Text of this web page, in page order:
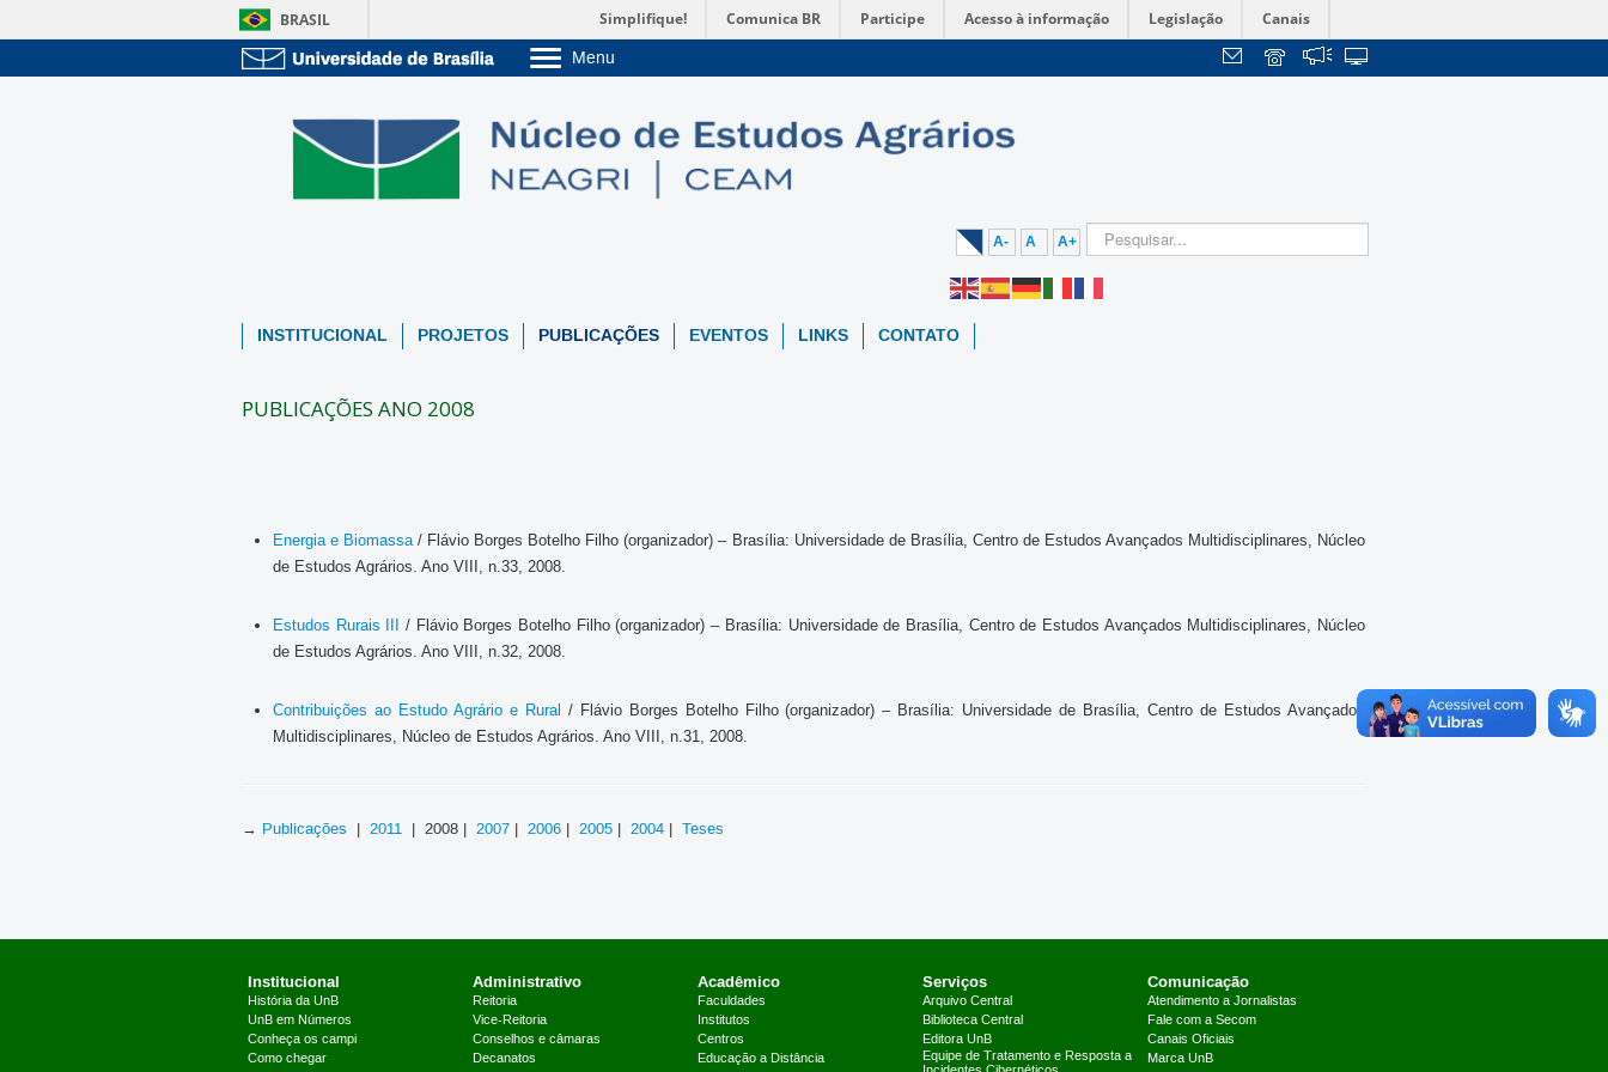
BRASIL Simplifique! Comunica BR Participe Acesso à informação Legislação Canais
Menu
Estude na UnB
Pós-Graduação
A- A A+
INSTITUCIONAL PROJETOS PUBLICAÇÕES EVENTOS LINKS CONTATO
PUBLICAÇÕES ANO 2008
Energia e Biomassa/ Flávio Borges Botelho Filho (organizador) – Brasília: Universidade de Brasília, Centro de Estudos Avançados Multidisciplinares, Núcleo
de Estudos Agrários. Ano VIII, n.33, 2008.
Estudos Rurais III
/ Flávio Borges Botelho Filho (organizador) – Brasília: Universidade de Brasília, Centro de Estudos Avançados Multidisciplinares, Núcleo
de Estudos Agrários. Ano VIII, n.32, 2008.
Contribuições ao Estudo Agrário e Rural / Flávio Borges Botelho Filho (organizador) – Brasília: Universidade de Brasília, Centro de Estudos Avançados
Multidisciplinares, Núcleo de Estudos Agrários. Ano VIII, n.31, 2008.
→ Publicações | 2011 | 2008 | 2007 | 2006 | 2005 | 2004 | Teses
Institucional
História da UnB
UnB em Números
Conheça os campi
Como chegar
Administrativo
Reitoria
Vice-Reitoria
Conselhos e câmaras
Decanatos
Acadêmico
Faculdades
Institutos
Centros
Educação a Distância
Serviços
Arquivo Central
Biblioteca Central
Editora UnB
Equipe de Tratamento e Resposta a
Comunicação
Atendimento a Jornalistas
Fale com a Secom
Canais Oficiais
Marca UnB